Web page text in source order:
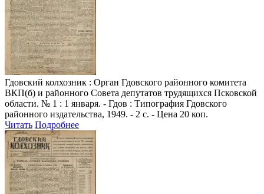
Гдовский колхозник : Орган Гдовского районного комитета
ВКП(б) и районного Совета депутатов трудящихся Псковской
области. № 1 : 1 января. - Гдов : Типография Гдовского
районного издательства, 1949. - 2 с. - Цена 20 коп.
Читать Подробнее